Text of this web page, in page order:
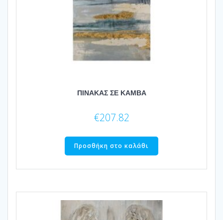
ΠΙΝΑΚΑΣ ΣΕ ΚΑΜΒΑ
€207.82
Προσθήκη στο καλάθι